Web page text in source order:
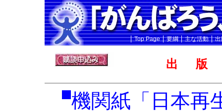
主な活動
要綱
Top Page
出
機関紙「日本